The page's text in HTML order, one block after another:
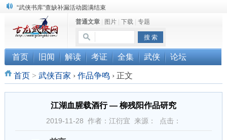
“武侠书库”查缺补漏活动圆满结束
《古龙小说原貌探究》修订版已上市
顾雪衣《古龙武侠小说知见录》上市
普通文章| 图片| 下载| 专题
首页 旧闻 解读 考证 全集 武侠 论坛
首页> 武侠百家 › 作品争鸣 ›正文
江湖血腥载酒行 — 柳残阳作品研究
2019-11-28 作者：江衍宜 来源： 点击：